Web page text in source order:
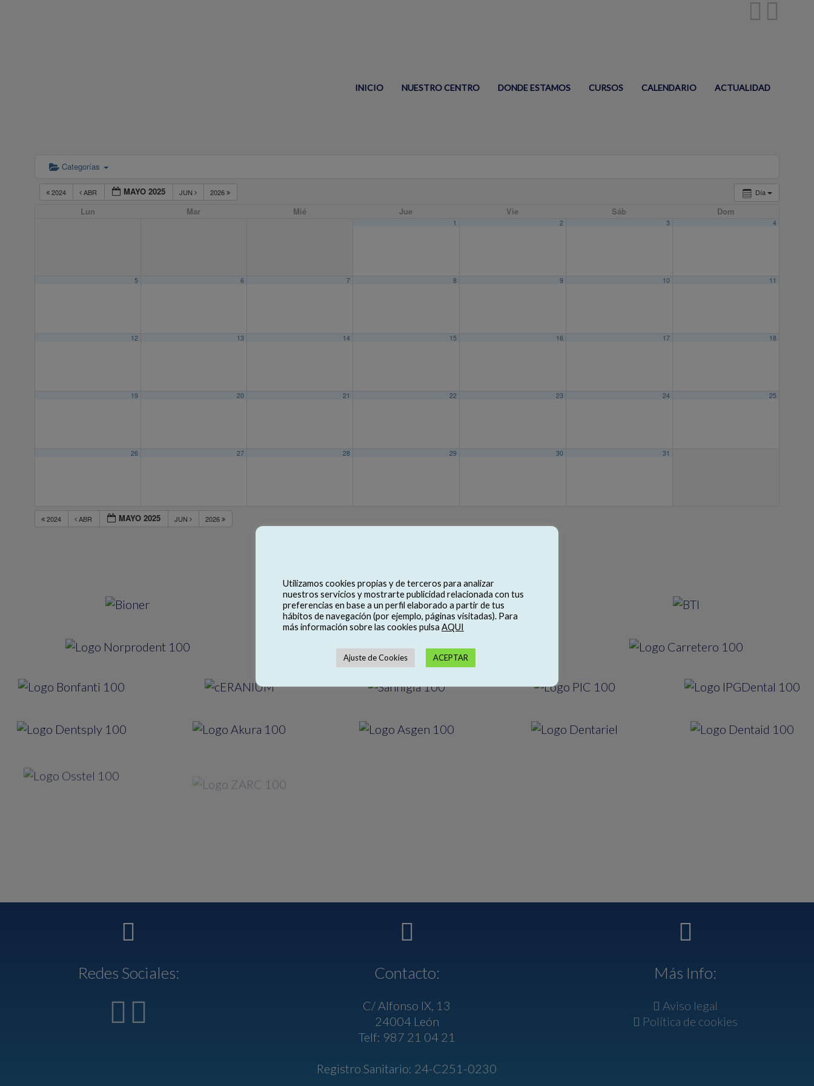
INICIO NUESTRO CENTRO DONDE ESTAMOS CURSOS CALENDARIO ACTUALIDAD
Categorías
Día
2024 ABR MAYO 2025 JUN 2026
Lun Mar Mié Jue Vie Sáb Dom
1 2 3 4
5 6 7 8 9 10 11
12 13 14 15 16 17 18
19 20 21 22 23 24 25
26 27 28 29 30 31
2024 ABR MAYO 2025 JUN 2026
Redes Sociales: Contacto:
C/ Alfonso IX, 13
24004 León
Telf: 987 21 04 21
Registro Sanitario: 24-C251-0230
Más Info:
Aviso legal
Política de cookies
Utilizamos cookies propias y de terceros para analizar
nuestros servicios y mostrarte publicidad relacionada con tus
preferencias en base a un perfil elaborado a partir de tus
hábitos de navegación (por ejemplo, páginas visitadas). Para
más información sobre las cookies pulsa AQUI
Ajuste de Cookies ACEPTAR